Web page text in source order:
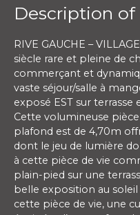
Description
RIVE GAUCHE –
siècle rare et pleine de
commerçant et
vaste séjour/salle à
exposé EST sur terrasse
Cette volumineuse
plafond est de 4,70m
dont le jeu de lumière
à cette pièce de vie
plain-pied sur une
belle exposition au
cette pièce de vie, une